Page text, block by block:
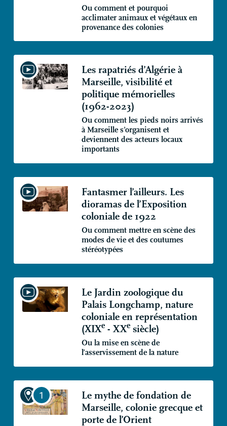
Ou comment et pourquoi
acclimater animaux et végétaux en
provenance des colonies
Les rapatriés d’Algérie à
Marseille, visibilité et
politique mémorielles
(1962-2023)
Ou comment les pieds noirs arrivés
à Marseille s’organisent et
deviennent des acteurs locaux
importants
Fantasmer l’ailleurs. Les
dioramas de l’Exposition
coloniale de 1922
Ou comment mettre en scène des
modes de vie et des coutumes
stéréotypées
Le Jardin zoologique du
Palais Longchamp, nature
coloniale en représentation
(XIXe- XXesiècle)
Ou la mise en scène de
l’asservissement de la nature
Le mythe de fondation de
Marseille, colonie grecque et
porte de l’Orient